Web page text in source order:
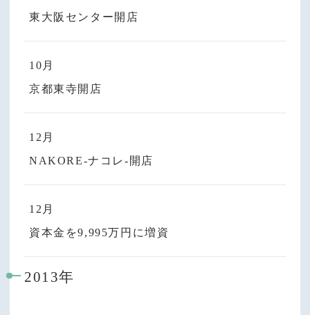
東大阪センター開店
10月
京都東寺開店
12月
NAKORE-ナコレ-開店
12月
資本金を9,995万円に増資
2013年